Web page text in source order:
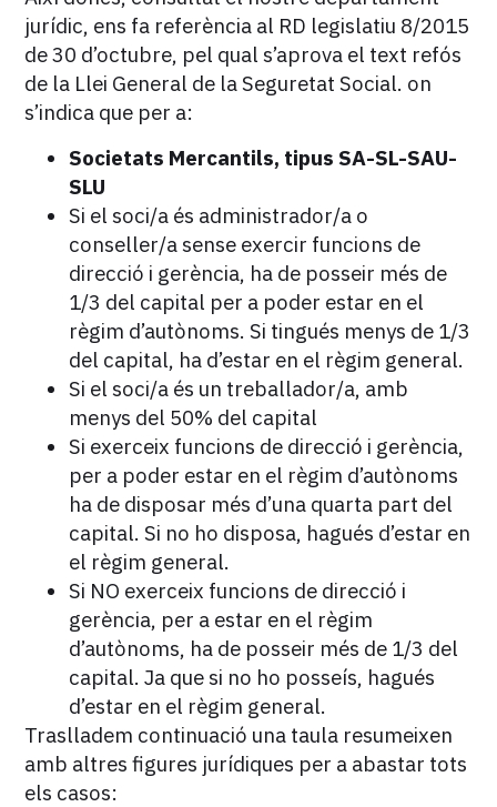
jurídic, ens fa referència al RD legislatiu 8/2015
de 30 d’octubre, pel qual s’aprova el text refós
de la Llei General de la Seguretat Social. on
s’indica que per a:
Societats Mercantils, tipus SA-SL-SAU-
SLU
Si el soci/a és administrador/a o
conseller/a sense exercir funcions de
direcció i gerència, ha de posseir més de
1/3 del capital per a poder estar en el
règim d’autònoms. Si tingués menys de 1/3
del capital, ha d’estar en el règim general.
Si el soci/a és un treballador/a, amb
menys del 50% del capital
Si exerceix funcions de direcció i gerència,
per a poder estar en el règim d’autònoms
ha de disposar més d’una quarta part del
capital. Si no ho disposa, hagués d’estar en
el règim general.
Si NO exerceix funcions de direcció i
gerència, per a estar en el règim
d’autònoms, ha de posseir més de 1/3 del
capital. Ja que si no ho posseís, hagués
d’estar en el règim general.
Traslladem continuació una taula resumeixen
amb altres figures jurídiques per a abastar tots
els casos: